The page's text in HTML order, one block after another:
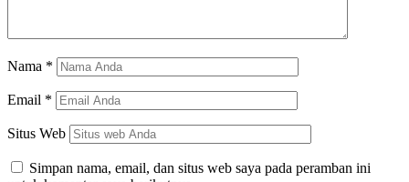
Nama *
Email *
Situs Web
Simpan nama, email, dan situs web saya pada peramban ini